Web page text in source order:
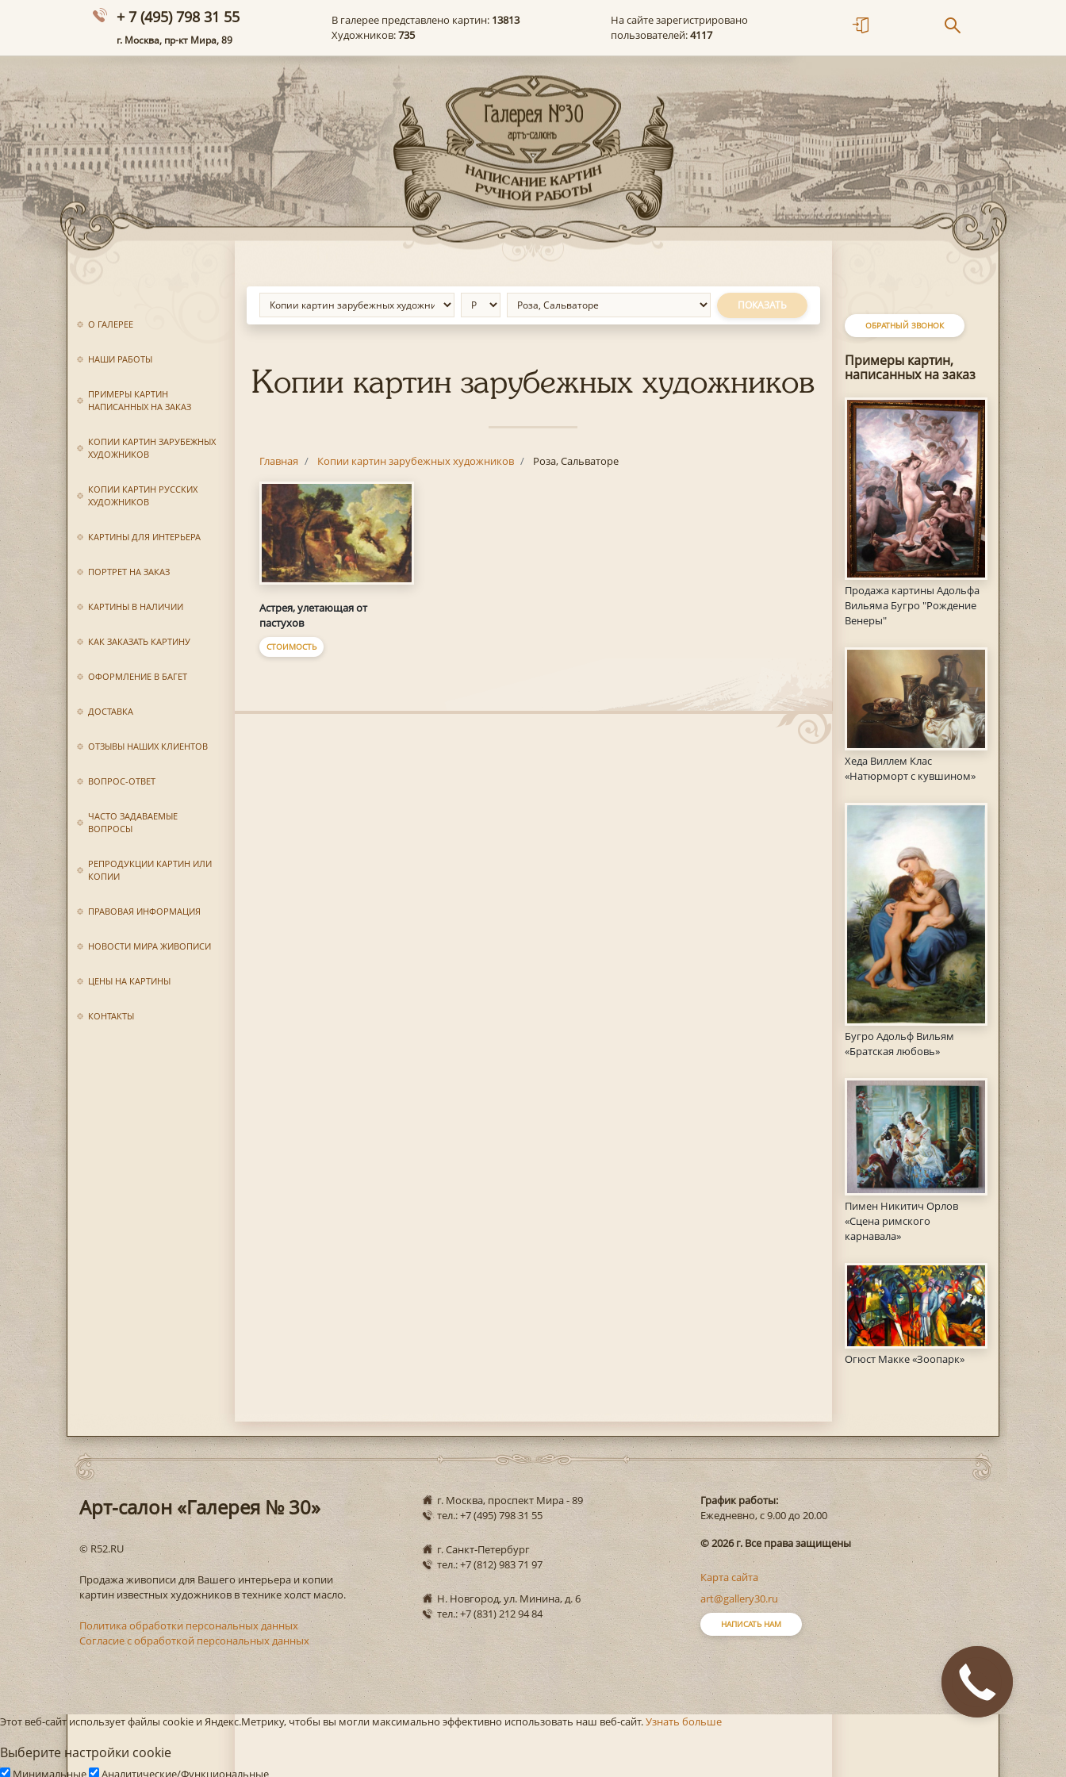
+ 7 (495) 798 31 55
г. Москва, пр-кт Мира, 89
В галерее представлено картин: 13813
Художников:735
На сайте зарегистрировано
пользователей:4117
О ГАЛЕРЕЕ
НАШИ РАБОТЫ
ПРИМЕРЫ КАРТИН
НАПИСАННЫХ НА ЗАКАЗ
КОПИИ КАРТИН ЗАРУБЕЖНЫХ
ХУДОЖНИКОВ
КОПИИ КАРТИН РУССКИХ
ХУДОЖНИКОВ
КАРТИНЫ ДЛЯ ИНТЕРЬЕРА
ПОРТРЕТ НА ЗАКАЗ
КАРТИНЫ В НАЛИЧИИ
КАК ЗАКАЗАТЬ КАРТИНУ
ОФОРМЛЕНИЕ В БАГЕТ
ДОСТАВКА
ОТЗЫВЫ НАШИХ КЛИЕНТОВ
ВОПРОС-ОТВЕТ
ЧАСТО ЗАДАВАЕМЫЕ
ВОПРОСЫ
РЕПРОДУКЦИИ КАРТИН ИЛИ
КОПИИ
ПРАВОВАЯ ИНФОРМАЦИЯ
НОВОСТИ МИРА ЖИВОПИСИ
ЦЕНЫ НА КАРТИНЫ
КОНТАКТЫ
ОБРАТНЫЙ ЗВОНОК
Примеры картин,
написанных на заказ
Продажа картины Адольфа
Вильяма Бугро "Рождение
Венеры"
Хеда Виллем Клас
«Натюрморт с кувшином»
Бугро Адольф Вильям
«Братская любовь»
Пимен Никитич Орлов
«Сцена римского
карнавала»
Огюст Макке «Зоопарк»
ПОКАЗАТЬ
Копии картин зарубежных художников
Главная Копии картин зарубежных художников Роза, Сальваторе
Астрея, улетающая от
пастухов
СТОИМОСТЬ
Арт-салон «Галерея № 30»
© R52.RU
Продажа живописи для Вашего интерьера и копии
картин известных художников в технике холст масло.
Политика обработки персональных данных
Согласие с обработкой персональных данных
г. Москва, проспект Мира - 89
тел.: +7 (495) 798 31 55
г. Санкт-Петербург
тел.: +7 (812) 983 71 97
Н. Новгород, ул. Минина, д. 6
тел.: +7 (831) 212 94 84
График работы:
Ежедневно, с 9.00 до 20.00
© 2026 г. Все права защищены
Карта сайта
art@gallery30.ru
НАПИСАТЬ НАМ
Этот веб-сайт использует файлы cookie и Яндекс.Метрику, чтобы вы могли максимально эффективно использовать наш веб-сайт.Узнать больше
Выберите настройки cookie
Минимальные Аналитические/Функциональные